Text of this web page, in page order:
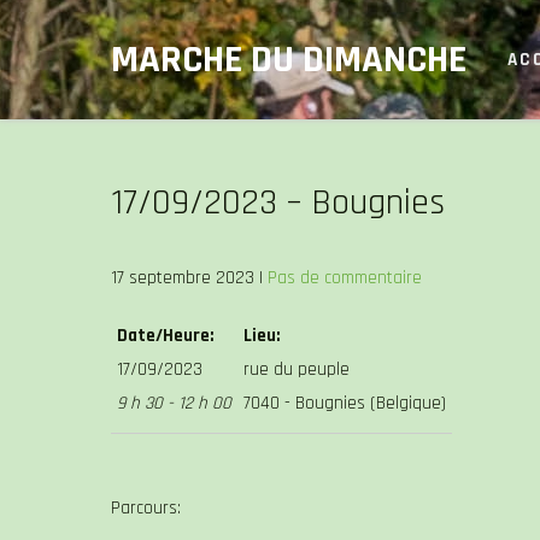
Skip
to
content
MARCHE DU DIMANCHE
17/09/2023 – Bougnies
17 septembre 2023 | Pas de commentaire
Date/Heure:
17/09/2023
9 h 30 - 12 h 00
Lieu:
rue du peuple
7040 - Bougnies (Belgique)
Parcours: